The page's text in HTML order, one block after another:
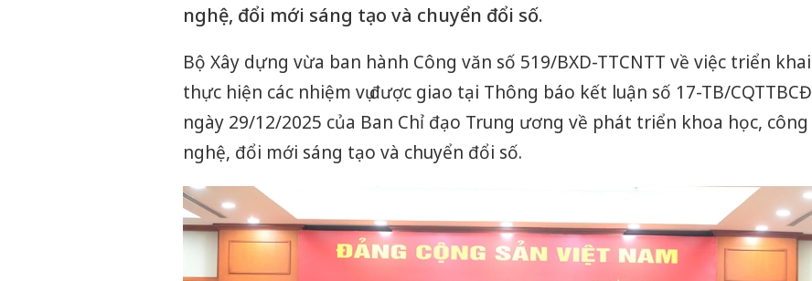
nghệ, đổi mới sáng tạo và chuyển đổi số.
Bộ Xây dựng vừa ban hành Công văn số 519/BXD-TTCNTT về việc triển khai
thực hiện các nhiệm vụ được giao tại Thông báo kết luận số 17-TB/CQTTBCĐ
ngày 29/12/2025 của Ban Chỉ đạo Trung ương về phát triển khoa học, công
nghệ, đổi mới sáng tạo và chuyển đổi số.